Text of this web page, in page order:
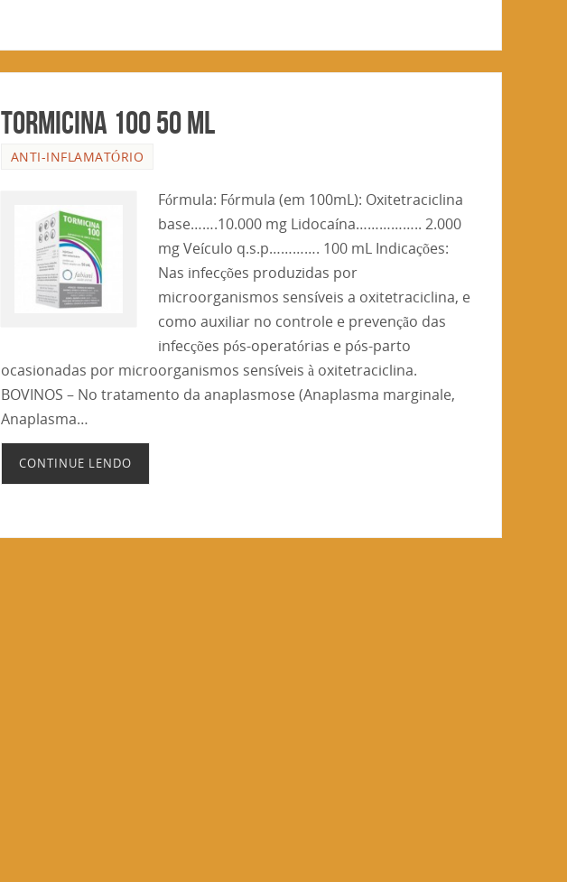
TORMICINA 100 50 ML
ANTI-INFLAMATÓRIO
Fórmula: Fórmula (em 100mL): Oxitetraciclina
base…….10.000 mg Lidocaína…………….. 2.000
mg Veículo q.s.p…………. 100 mL Indicações:
Nas infecções produzidas por
microorganismos sensíveis a oxitetraciclina, e
como auxiliar no controle e prevenção das
infecções pós-operatórias e pós-parto
ocasionadas por microorganismos sensíveis à oxitetraciclina.
BOVINOS – No tratamento da anaplasmose (Anaplasma marginale,
Anaplasma…
CONTINUE LENDO